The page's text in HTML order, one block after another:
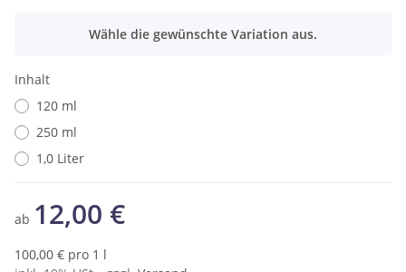
Wähle die gewünschte Variation aus.
Inhalt
120 ml
250 ml
1,0 Liter
ab 12,00 €
100,00 € pro 1 l